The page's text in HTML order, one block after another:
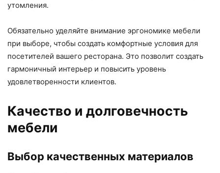
утомления.
Обязательно уделяйте внимание эргономике мебели
при выборе, чтобы создать комфортные условия для
посетителей вашего ресторана. Это позволит создать
гармоничный интерьер и повысить уровень
удовлетворенности клиентов.
Качество и долговечность
мебели
Выбор качественных материалов